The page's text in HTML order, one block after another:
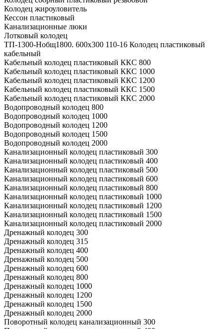
Колодец жироуловитель
Кессон пластиковый
Канализационные люки
Лотковый колодец
ТП-1300-Hобщ1800. 600х300 110-16 Колодец пластиковый
кабельный
Кабельный колодец пластиковый ККС 800
Кабельный колодец пластиковый ККС 1000
Кабельный колодец пластиковый ККС 1200
Кабельный колодец пластиковый ККС 1500
Кабельный колодец пластиковый ККС 2000
Водопроводный колодец 800
Водопроводный колодец 1000
Водопроводный колодец 1200
Водопроводный колодец 1500
Водопроводный колодец 2000
Канализационный колодец пластиковый 300
Канализационный колодец пластиковый 400
Канализационный колодец пластиковый 500
Канализационный колодец пластиковый 600
Канализационный колодец пластиковый 800
Канализационный колодец пластиковый 1000
Канализационный колодец пластиковый 1200
Канализационный колодец пластиковый 1500
Канализационный колодец пластиковый 2000
Дренажный колодец 300
Дренажный колодец 315
Дренажный колодец 400
Дренажный колодец 500
Дренажный колодец 600
Дренажный колодец 800
Дренажный колодец 1000
Дренажный колодец 1200
Дренажный колодец 1500
Дренажный колодец 2000
Поворотный колодец канализационный 300